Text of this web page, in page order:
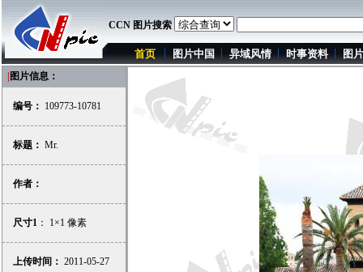
CCN 图片搜索
首页 图片中国 异域风情 时事资料 图
图片信息：
编号： 109773-10781
标题： Mr.
作者：
尺寸1 ： 1×1 像素
上传时间： 2011-05-27